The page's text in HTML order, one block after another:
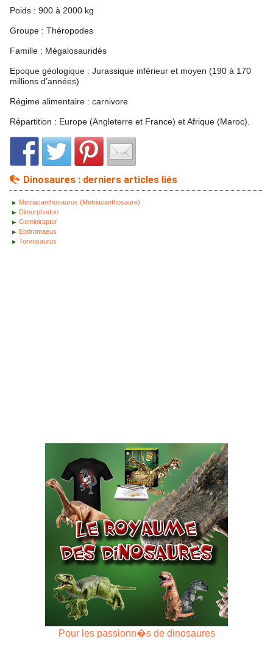
Poids : 900 à 2000 kg
Groupe : Théropodes
Famille : Mégalosauridés
Epoque géologique : Jurassique inférieur et moyen (190 à 170
millions d’années)
Régime alimentaire : carnivore
Répartition : Europe (Angleterre et France) et Afrique (Maroc).
Dinosaures : derniers articles liés
Metriacanthosaurus (Metriacanthosaure)
Dimorphodon
Geminiraptor
Eodromaeus
Torvosaurus
Pour les passionn�s de dinosaures